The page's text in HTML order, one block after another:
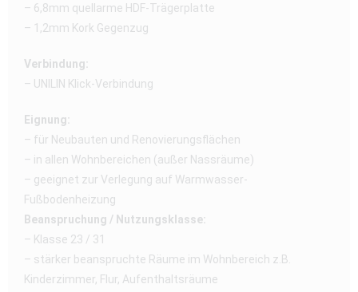
– 6,8mm quellarme HDF-Trägerplatte
– 1,2mm Kork Gegenzug
Verbindung:
– UNILIN Klick-Verbindung
Eignung:
– für Neubauten und Renovierungsflächen
– in allen Wohnbereichen (außer Nassräume)
– geeignet zur Verlegung auf Warmwasser-
Fußbodenheizung
Beanspruchung / Nutzungsklasse:
– Klasse 23 / 31
– stärker beanspruchte Räume im Wohnbereich z.B.
Kinderzimmer, Flur, Aufenthaltsräume